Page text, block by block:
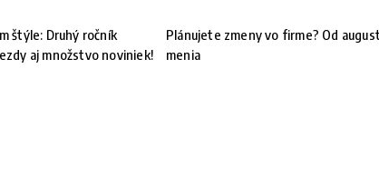
štýle: Druhý ročník
aj množstvo noviniek!
Plánujete zmeny vo firme? Od
menia